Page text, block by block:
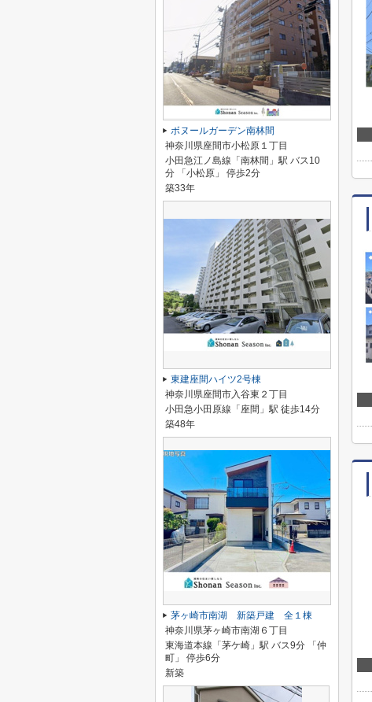
ボヌールガーデン南林間
神奈川県座間市小松原１丁目
小田急江ノ島線「南林間」駅 バス10
分 「小松原」 停歩2分
築33年
東建座間ハイツ2号棟
神奈川県座間市入谷東２丁目
小田急小田原線「座間」駅 徒歩14分
築48年
茅ヶ崎市南湖 新築戸建 全１棟
神奈川県茅ヶ崎市南湖６丁目
東海道本線「茅ケ崎」駅 バス9分 「仲
町」 停歩6分
新築